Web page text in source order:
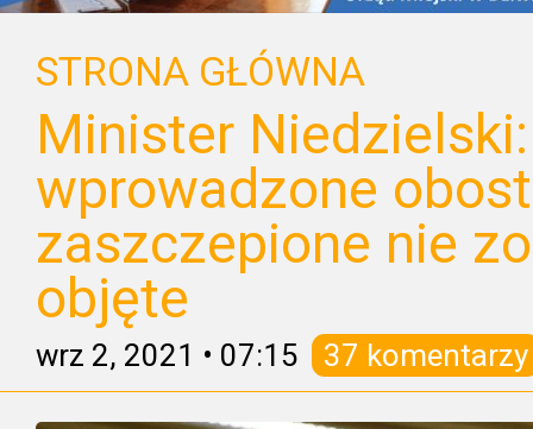
STRONA GŁÓWNA
Minister
wprowadzone
zaszczepione nie
objęte
wrz 2, 2021 • 07:15 37 komentarzy